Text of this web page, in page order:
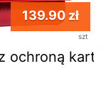
139.90 zł
szt
kart